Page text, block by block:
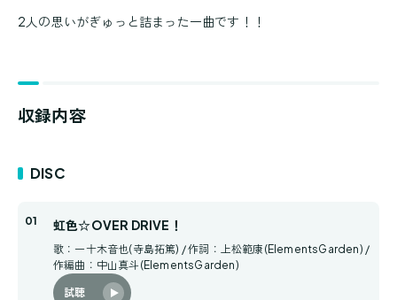
2人の思いがぎゅっと詰まった一曲です！！
収録内容
DISC
虹色☆OVER DRIVE！
歌：一十木音也(寺島拓篤) / 作詞：上松範康(ElementsGarden) /
作編曲：中山真斗(ElementsGarden)
試聴